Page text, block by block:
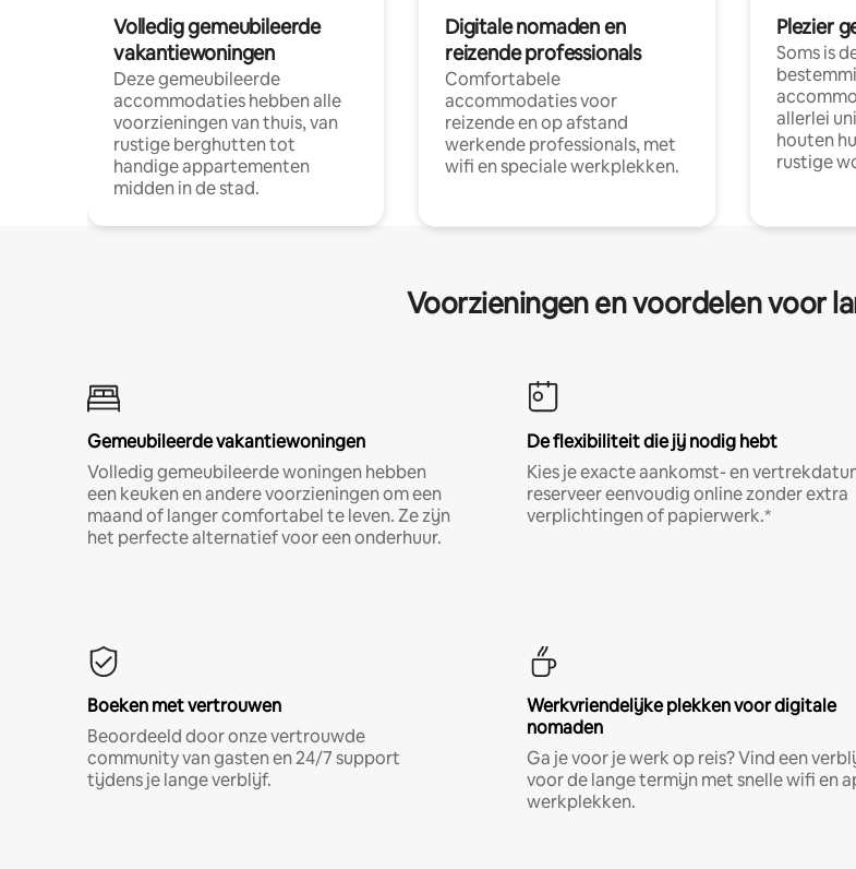
Volledig gemeubileerde
vakantiewoningen
Deze gemeubileerde
accommodaties hebben alle
voorzieningen van thuis, van
rustige berghutten tot
handige appartementen
midden in de stad.
Digitale nomaden en
reizende professionals
Comfortabele
accommodaties voor
reizende en op afstand
werkende professionals, met
wifi en speciale werkplekken.
Plezier
Soms is
allerlei
houten
rustige
Voorzieningen en voordelen voor
Gemeubileerde vakantiewoningen
Volledig gemeubileerde woningen hebben
een keuken en andere voorzieningen om een
maand of langer comfortabel te leven. Ze zijn
het perfecte alternatief voor een onderhuur.
De flexibiliteit die jij nodig hebt
Kies je exacte aankomst- en
reserveer eenvoudig online zonder extra
verplichtingen of papierwerk.*
Boeken met vertrouwen
Beoordeeld door onze vertrouwde
community van gasten en 24/7 support
tijdens je lange verblijf.
Werkvriendelijke plekken voor digitale
nomaden
Ga je voor je werk op reis? Vind een
voor de lange termijn met snelle wifi en
werkplekken.